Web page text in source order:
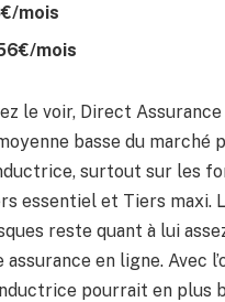
mois
mois
le voir, Direct
basse du marché
surtout sur les
essentiel et Tiers maxi.
reste quant à lui
en ligne. Avec
pourrait en plus